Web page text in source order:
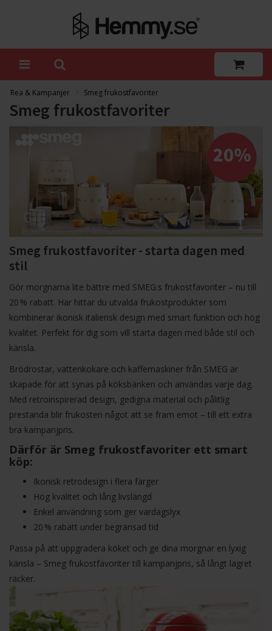
Rea & Kampanjer Smeg frukostfavoriter
Smeg frukostfavoriter
Smeg frukostfavoriter - starta dagen med
stil
Gör morgnarna lite bättre med SMEG:s frukostfavoriter – nu till
20 % rabatt. Här hittar du utvalda frukostprodukter som
kombinerar ikonisk italiensk design med smart funktion och hög
kvalitet. Perfekt för dig som vill starta dagen med både stil och
känsla.
Brödrostar, vattenkokare och kaffemaskiner från SMEG är
skapade för att synas på köksbänken och användas varje dag.
Med retroinspirerad design, gedigna material och pålitlig
prestanda blir frukosten något att se fram emot – till ett extra
bra kampanjpris.
Därför är Smeg frukostfavoriter ett smart
köp:
Ikonisk retrodesign i flera färger
Hög kvalitet och lång livslängd
Enkel användning som ger vardagslyx
20 % rabatt under begränsad tid
Passa på att uppgradera köket och ge dina morgnar en lyxig
känsla – Smeg frukostfavoriter till kampanjpris, så långt lagret
räcker.